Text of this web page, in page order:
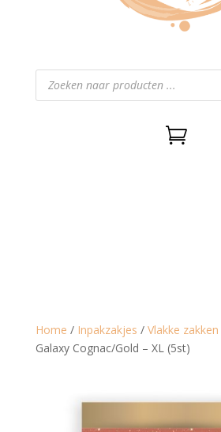
Producten
zoeken

Home / Inpakzakjes / Vlakke zakken
Galaxy Cognac/Gold – XL (5st)